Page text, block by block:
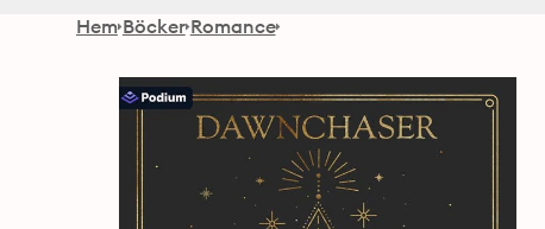
Hem Böcker Romance